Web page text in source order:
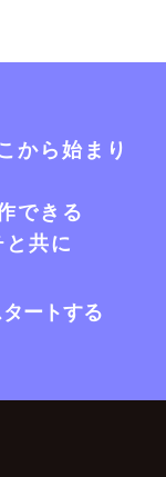
から始まり
できる
共に
ートする